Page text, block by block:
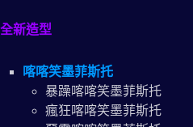
全新造型
喀喀笑墨菲斯托
暴躁喀喀笑墨菲斯托
瘋狂喀喀笑墨菲斯托